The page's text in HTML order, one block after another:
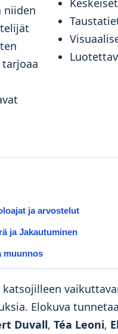
niiden
ja arvostelut
ja Jakautuminen
muunnos
Elokuva
Duvall, Téa Leoni,